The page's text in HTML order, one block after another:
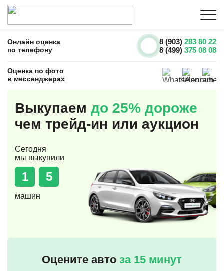
Онлайн оценка
по телефону
8 (903) 283 80 22
8 (499) 375 08 08
Оценка по фото
в мессенджерах
Выкупаем до 25% дороже
чем трейд-ин или аукцион
Сегодня
мы выкупили
1 5
машин
Оцените авто за 15 минут